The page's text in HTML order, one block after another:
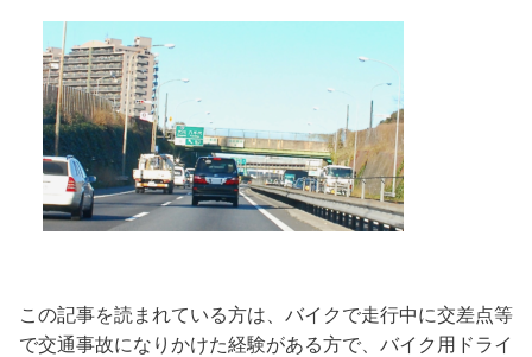
この記事を読まれている方は、バイクで走行中に交差点等
で交通事故になりかけた経験がある方で、バイク用ドライ